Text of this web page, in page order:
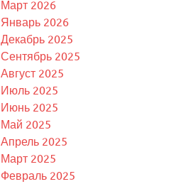
Март 2026
Январь 2026
Декабрь 2025
Сентябрь 2025
Август 2025
Июль 2025
Июнь 2025
Май 2025
Апрель 2025
Март 2025
Февраль 2025